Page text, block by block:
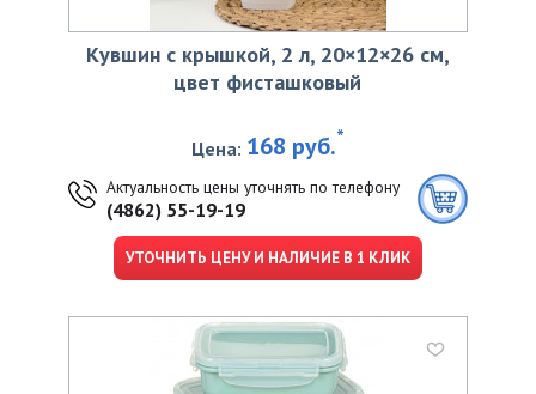
Кувшин с крышкой, 2 л, 20×12×26 см,
цвет фисташковый
Цена: 168 руб.*
Актуальность цены уточнять по телефону
(4862) 55-19-19
УТОЧНИТЬ ЦЕНУ И НАЛИЧИЕ В 1 КЛИК